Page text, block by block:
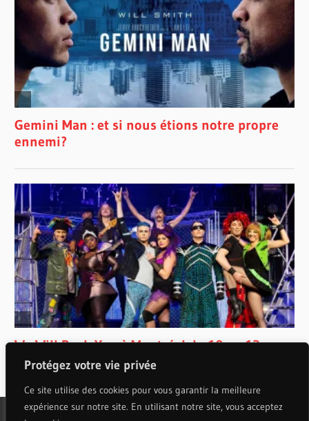
Protégez votre vie privée
Ce site utilise des cookies pour vous garantir la meilleure
expérience sur notre site. En utilisant notre site, vous acceptez